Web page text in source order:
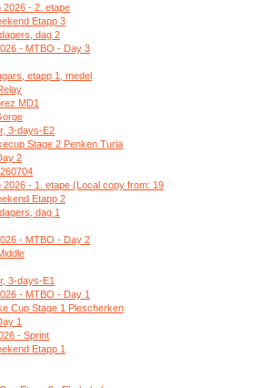
2026 - 2. etape
Etapp 3
dag 2
- MTBO - Day 3
etapp 1, medel
MD1
3-days-E2
Stage 2 Penken Turia
2
2026 - 1. etape (Local copy from: 19
Etapp 2
dag 1
- MTBO - Day 2
3-days-E1
- MTBO - Day 1
Cup Stage 1 Plescherken
1
- Sprint
Etapp 1